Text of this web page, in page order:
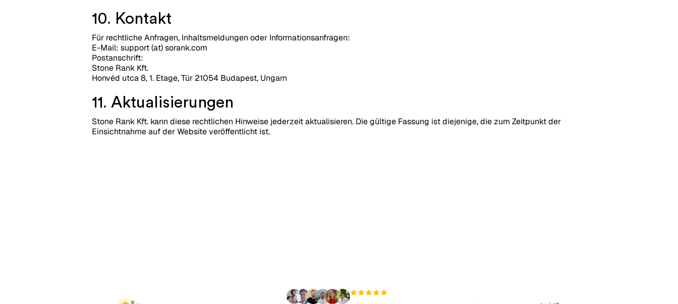
10. Kontakt
Für rechtliche Anfragen, Inhaltsmeldungen oder Informationsanfragen:
E-Mail: support (at) sorank.com
Postanschrift:
Stone Rank Kft.
Honvéd utca 8, 1. Etage, Tür 21054 Budapest, Ungarn
11. Aktualisierungen
Stone Rank Kft. kann diese rechtlichen Hinweise jederzeit aktualisieren. Die gültige Fassung ist diejenige, die zum Zeitpunkt der
Einsichtnahme auf der Website veröffentlicht ist.